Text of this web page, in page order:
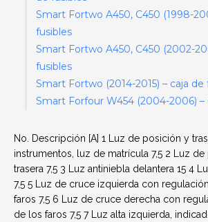
Smart Fortwo A450, C450 (1998-
fusibles
Smart Fortwo A450, C450 (2002-
fusibles
Smart Fortwo (2014-2015) – caja de
Smart Forfour W454 (2004-2006) –
No. Descripción [A] 1
Luz de posición y
instrumentos, luz de matrícula 7,5 2
Luz
trasera 7,5 3 Luz antiniebla delantera 15 4
7,5 5
Luz de cruce izquierda con
faros 7,5 6
Luz de cruce derecha con
de los faros 7,5 7 Luz alta izquierda,